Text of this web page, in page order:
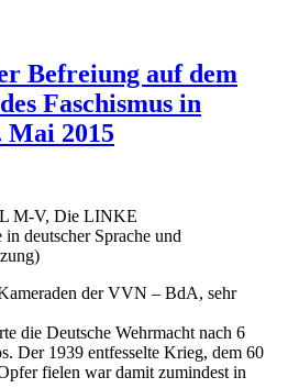
Befreiung auf dem
Faschismus in
Mai 2015
M-V, Die LINKE
deutscher Sprache und
der VVN – BdA, sehr
die Deutsche Wehrmacht nach 6
Der 1939 entfesselte Krieg, dem 60
fielen war damit zumindest in